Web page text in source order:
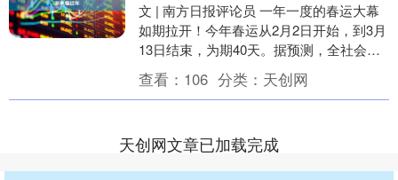
文 | 南方日报评论员 一年一度的春运大幕
如期拉开！今年春运从2月2日开始，到3月
13日结束，为期40天。据预测，全社会跨
区域人员流动量将达95亿人次，创历史
新....
查看： 106 分类： 天创网
天创网文章已加载完成